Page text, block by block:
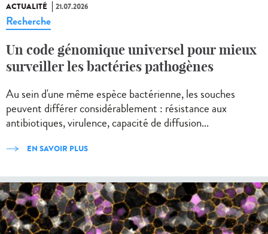
ACTUALITÉ 21.07.2026
Recherche
Un code génomique universel pour mieux
surveiller les bactéries pathogènes
Au sein d'une même espèce bactérienne, les souches
peuvent différer considérablement : résistance aux
antibiotiques, virulence, capacité de diffusion...
EN SAVOIR PLUS